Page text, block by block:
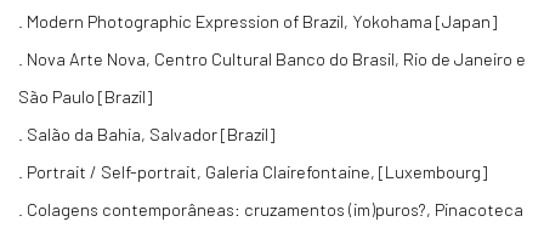
. Modern Photographic Expression of Brazil, Yokohama [Japan]
. Nova Arte Nova, Centro Cultural Banco do Brasil, Rio de Janeiro e
São Paulo [Brazil]
. Salão da Bahia, Salvador [Brazil]
. Portrait / Self-portrait, Galeria Clairefontaine, [Luxembourg]
. Colagens contemporâneas: cruzamentos (im)puros?, Pinacoteca